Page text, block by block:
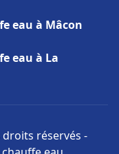
eau à Mâcon
eau à La
droits réservés -